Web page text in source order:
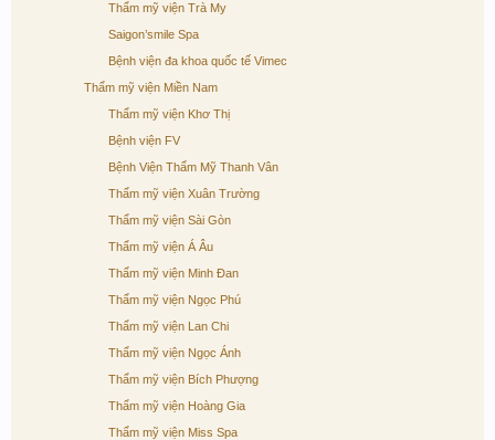
Thẩm mỹ viện Trà My
Saigon’smile Spa
Bệnh viện đa khoa quốc tế Vimec
Thẩm mỹ viện Miền Nam
Thẩm mỹ viện Khơ Thị
Bệnh viện FV
Bệnh Viện Thẩm Mỹ Thanh Vân
Thẩm mỹ viện Xuân Trường
Thẩm mỹ viện Sài Gòn
Thẩm mỹ viện Á Âu
Thẩm mỹ viện Minh Đan
Thẩm mỹ viện Ngọc Phú
Thẩm mỹ viện Lan Chi
Thẩm mỹ viện Ngọc Ánh
Thẩm mỹ viện Bích Phượng
Thẩm mỹ viện Hoàng Gia
Thẩm mỹ viện Miss Spa